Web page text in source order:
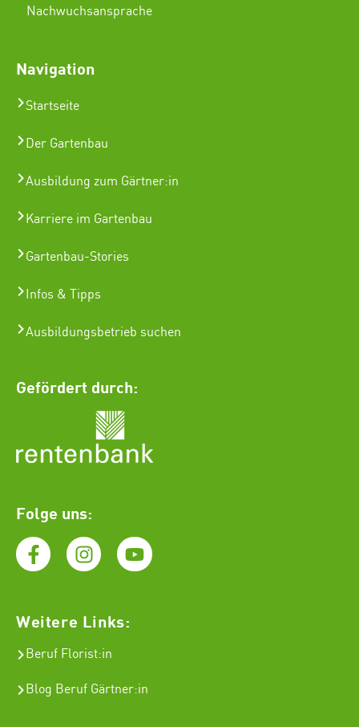
Nachwuchsansprache
Navigation
Startseite
Der Gartenbau
Ausbildung zum Gärtner:in
Karriere im Gartenbau
Gartenbau-Stories
Infos & Tipps
Ausbildungsbetrieb suchen
Gefördert durch:
Folge uns:
Weitere Links:
Beruf Florist:in
Blog Beruf Gärtner:in